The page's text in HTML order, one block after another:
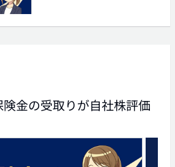
金の受取りが自社株評価